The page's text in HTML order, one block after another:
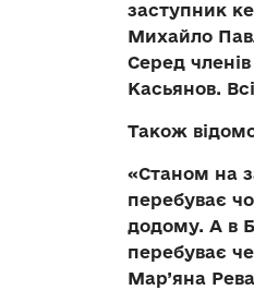
заступник
Михайло
Серед
Касьянов.
Також
«Станом на
перебуває
додому. А в
перебуває
Мар’яна